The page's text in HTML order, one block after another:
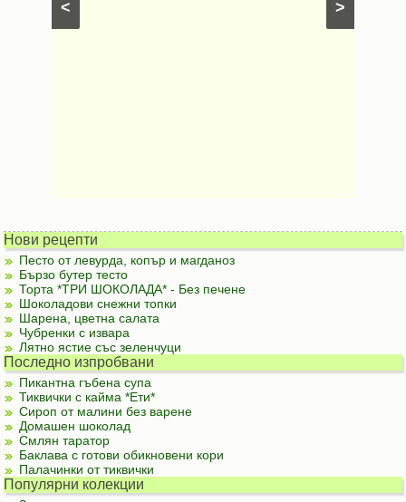
>
<
Нови рецепти
Песто от левурда, копър и магданоз
Бързо бутер тесто
Торта *ТРИ ШОКОЛАДА* - Без печене
Шоколадови снежни топки
Шарена, цветна салата
Чубренки с извара
Лятно ястие със зеленчуци
Последно изпробвани
Пикантна гъбена супа
Тиквички с кайма *Ети*
Сироп от малини без варене
Домашен шоколад
Смлян таратор
Баклава с готови обикновени кори
Палачинки от тиквички
Популярни колекции